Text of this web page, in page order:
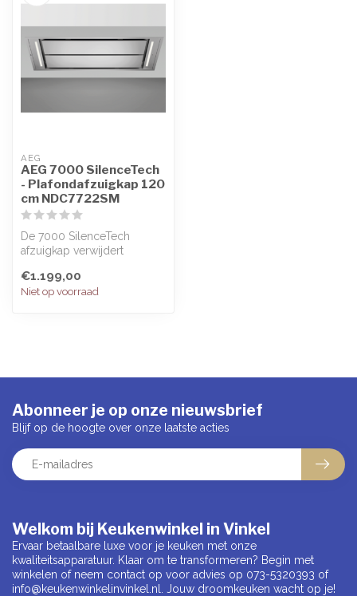
AEG
AEG 7000 SilenceTech
- Plafondafzuigkap 120
cm NDC7722SM
De 7000 SilenceTech
afzuigkap verwijdert
uit je keuken e...
€1.199,00
Niet op voorraad
Welkom bij Keukenwinkel in Vinkel
Ervaar betaalbare luxe voor je keuken met onze
kwaliteitsapparatuur. Klaar om te transformeren? Begin met
winkelen of neem contact op voor advies op 073-5320393 of
info@keukenwinkelinvinkel.nl
. Jouw droomkeuken wacht op je!
Abonneer je op onze nieuwsbrief
Blijf op de hoogte over onze laatste acties